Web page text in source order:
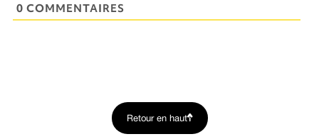
0 COMMENTAIRES
Retour en haut